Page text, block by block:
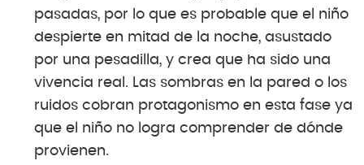
pasadas, por lo que es probable que el niño
despierte en mitad de la noche, asustado
por una pesadilla, y crea que ha sido una
vivencia real. Las sombras en la pared o los
ruidos cobran protagonismo en esta fase ya
que el niño no logra comprender de dónde
provienen.